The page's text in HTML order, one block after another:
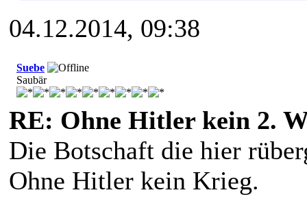
04.12.2014, 09:38
Suebe
Saubär
RE: Ohne Hitler kein 2.
Die Botschaft die hier
Ohne Hitler kein Krieg.